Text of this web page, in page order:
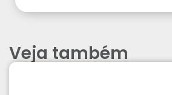
Veja também